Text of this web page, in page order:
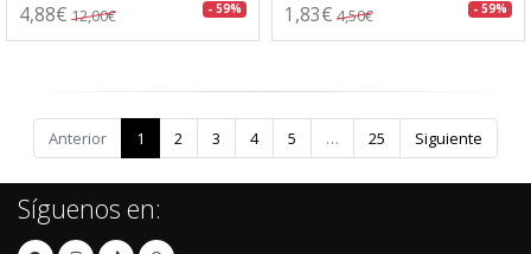
4,88€ 12,00€ - 59% 1,83€ 4,50€ - 59%
Anterior 1 2 3 4 5 … 25 Siguiente
Síguenos en: